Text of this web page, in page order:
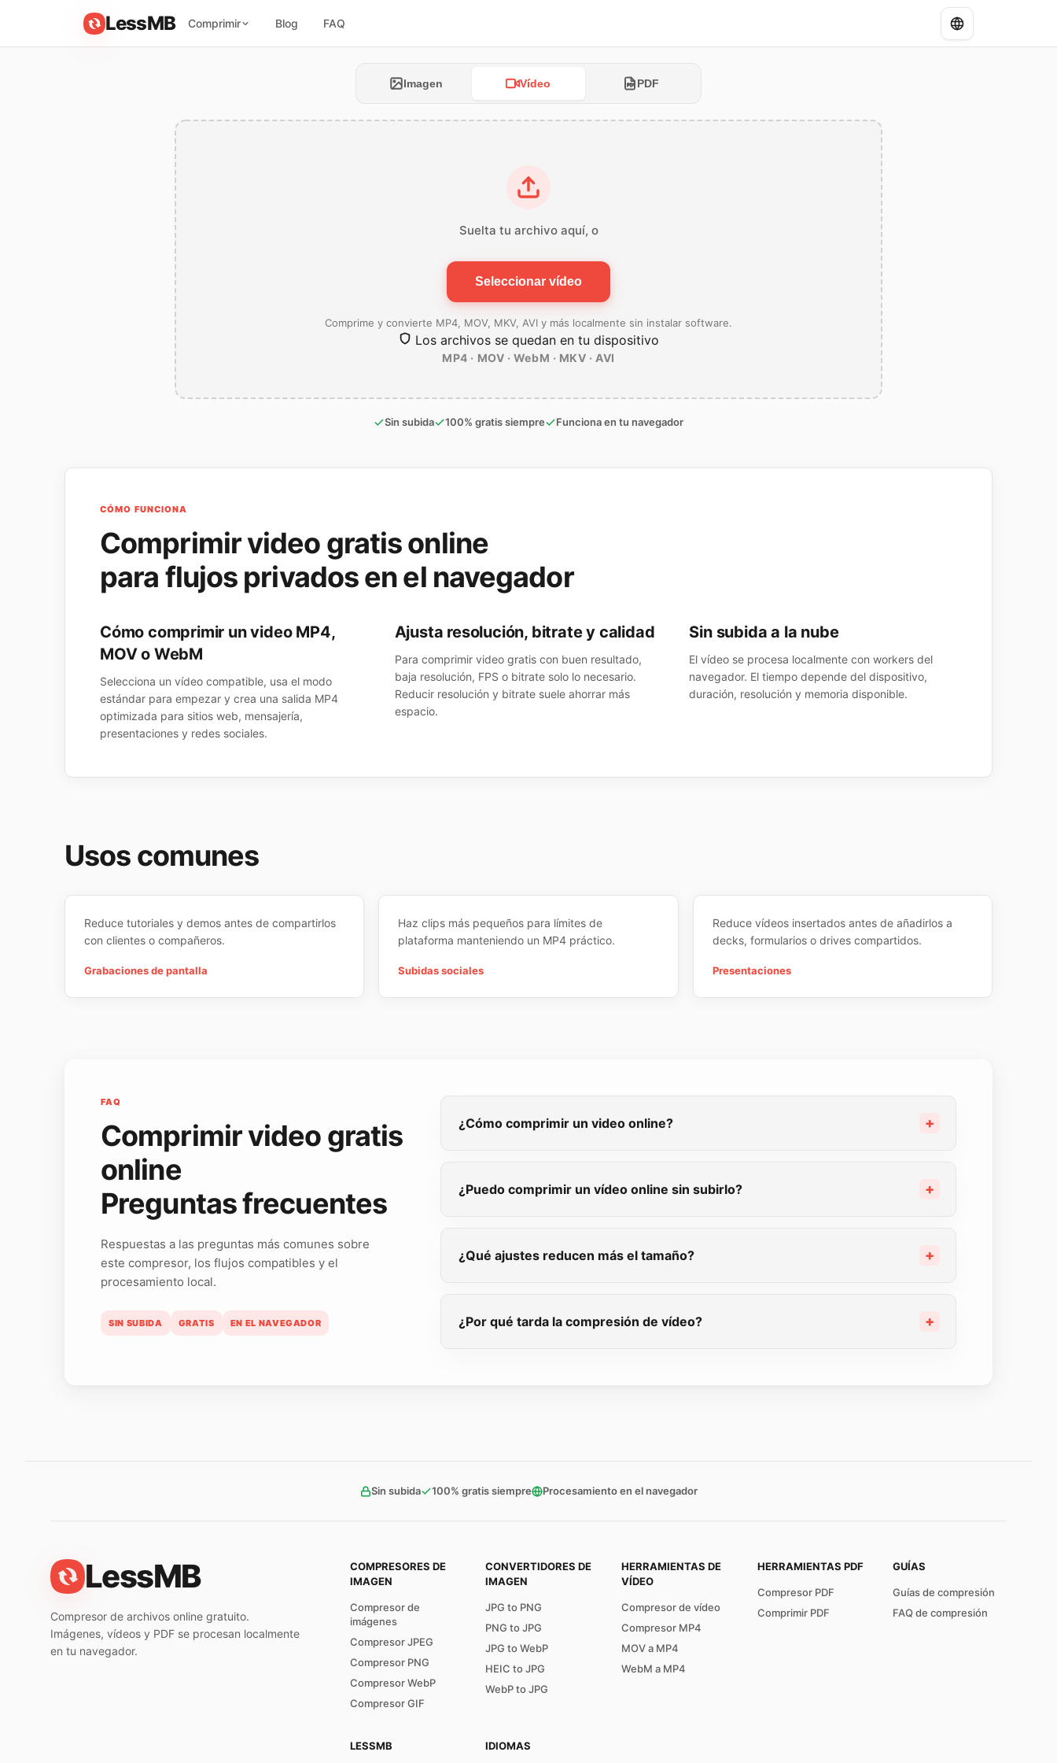
LessMB Comprimir Blog FAQ
Imagen Vídeo PDF
Suelta tu archivo aquí, o
Seleccionar vídeo
Comprime y convierte MP4, MOV, MKV, AVI y más localmente sin instalar software.
Los archivos se quedan en tu dispositivo
MP4 · MOV · WebM · MKV · AVI
Sin subida 100% gratis siempre Funciona en tu navegador
CÓMO FUNCIONA
Comprimir video gratis online
para flujos privados en el navegador
Cómo comprimir un video MP4,
MOV o WebM
Selecciona un vídeo compatible, usa el modo
estándar para empezar y crea una salida MP4
optimizada para sitios web, mensajería,
presentaciones y redes sociales.
Ajusta resolución, bitrate y calidad
Para comprimir video gratis con buen resultado,
baja resolución, FPS o bitrate solo lo necesario.
Reducir resolución y bitrate suele ahorrar más
espacio.
Sin subida a la nube
El vídeo se procesa localmente con workers del
navegador. El tiempo depende del dispositivo,
duración, resolución y memoria disponible.
Usos comunes
Reduce tutoriales y demos antes de compartirlos
con clientes o compañeros.
Grabaciones de pantalla
Haz clips más pequeños para límites de
plataforma manteniendo un MP4 práctico.
Subidas sociales
Reduce vídeos insertados antes de añadirlos a
decks, formularios o drives compartidos.
Presentaciones
FAQ
Comprimir video gratis
online
Preguntas frecuentes
Respuestas a las preguntas más comunes sobre
este compresor, los flujos compatibles y el
procesamiento local.
SIN SUBIDA GRATIS EN EL NAVEGADOR
¿Cómo comprimir un video online?
¿Puedo comprimir un vídeo online sin subirlo?
¿Qué ajustes reducen más el tamaño?
¿Por qué tarda la compresión de vídeo?
Sin subida 100% gratis siempre Procesamiento en el navegador
LessMB
Compresor de archivos online gratuito.
Imágenes, vídeos y PDF se procesan localmente
en tu navegador.
COMPRESORES DE
IMAGEN
Compresor de
imágenes
Compresor JPEG
Compresor PNG
Compresor WebP
Compresor GIF
CONVERTIDORES DE
IMAGEN
JPG to PNG
PNG to JPG
JPG to WebP
HEIC to JPG
WebP to JPG
HERRAMIENTAS DE
VÍDEO
Compresor de vídeo
Compresor MP4
MOV a MP4
WebM a MP4
HERRAMIENTAS PDF
Compresor PDF
Comprimir PDF
GUÍAS
Guías de compresión
FAQ de compresión
LESSMB IDIOMAS